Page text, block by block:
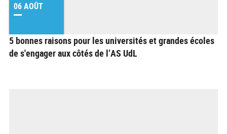
06 AOÛT
5 bonnes raisons pour les universités et grandes écoles
de s'engager aux côtés de l’AS UdL